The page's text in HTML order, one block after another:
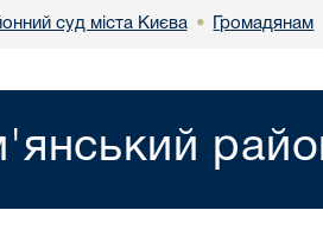
суд міста Києва • Громадянам